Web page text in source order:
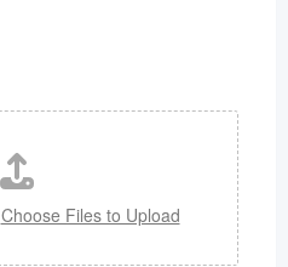
Choose Files to Upload